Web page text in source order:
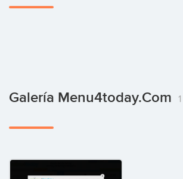
Galería Menu4today.com 1